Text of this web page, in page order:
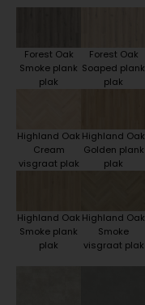
Forest Oak
Smoke plank
plak
Forest Oak
Soaped plank
plak
Highland Oak
Cream
visgraat plak
Highland Oak
Golden plank
plak
Highland Oak
Smoke plank
plak
Highland Oak
Smoke
visgraat plak